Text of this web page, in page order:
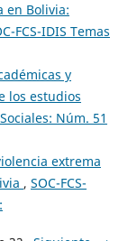
en Bolivia:
FCS-IDIS Temas
y
los estudios
Núm. 51
extrema
, SOC-FCS-